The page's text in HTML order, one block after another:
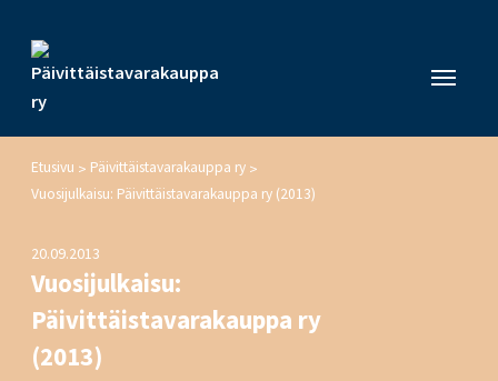
Etusivu > Päivittäistavarakauppa ry >
Vuosijulkaisu: Päivittäistavarakauppa ry (2013)
20.09.2013
Vuosijulkaisu:
Päivittäistavarakauppa ry
(2013)